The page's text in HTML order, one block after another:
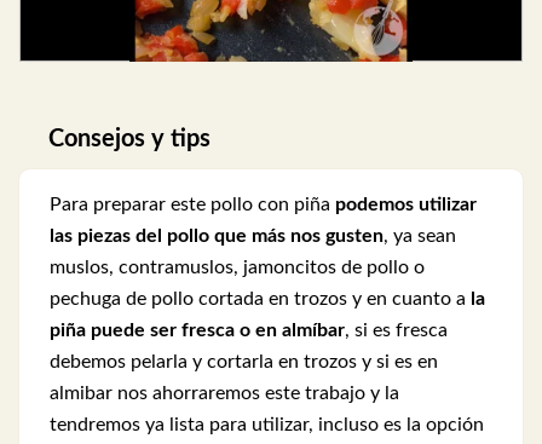
Consejos y tips
Para preparar este pollo con piña podemos utilizar
las piezas del pollo que más nos gusten, ya sean
muslos, contramuslos, jamoncitos de pollo o
pechuga de pollo cortada en trozos y en cuanto a la
piña puede ser fresca o en almíbar, si es fresca
debemos pelarla y cortarla en trozos y si es en
almibar nos ahorraremos este trabajo y la
tendremos ya lista para utilizar, incluso es la opción